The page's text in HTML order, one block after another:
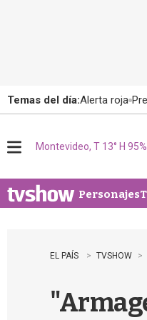
Temas del día:Alerta roja
u
Montevideo, T 13° H 95%
Personajes
EL PAÍS TVSHOW